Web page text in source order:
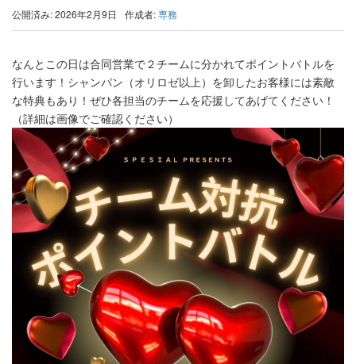
公開済み: 2026年2月9日 作成者:専務
なんとこの日は合同営業で２チームに分かれてポイントバトルを
行います！シャンパン（オリロゼ以上）を卸したお客様には素敵
な特典もあり！ぜひ各担当のチームを応援してあげてください！
（詳細は画像でご確認ください）